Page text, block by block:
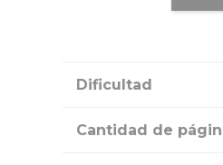
Dificultad
Cantidad de